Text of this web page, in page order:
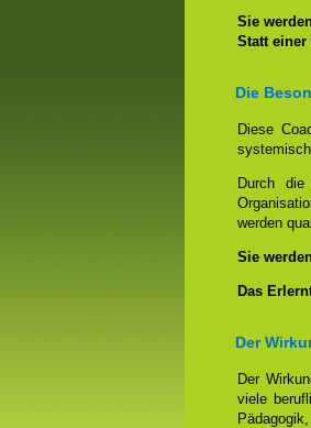
Sie
Statt einer
Die
Diese
Durch die
werden
Sie
Das
Der
Der
viele